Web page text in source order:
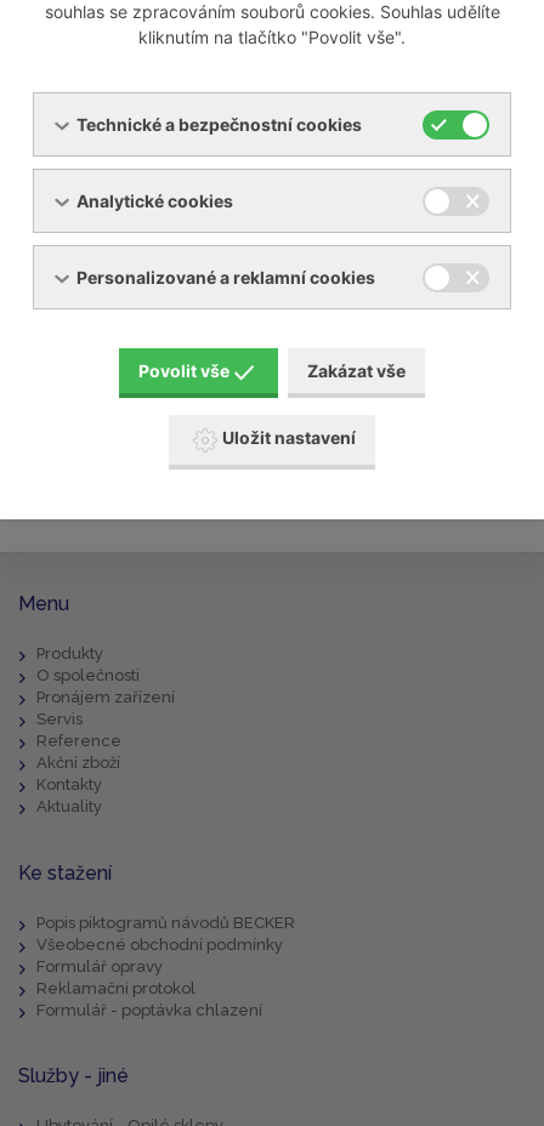
zařízení vám dopravíme na místo vašeho určení
v případě nutnosti vám zařízení uvedeme do
převezmeme za Vás provoz zařízení
kalkulace nájemních a přepravních nákladů
Naše požadavky:
vhodný prostor pro naše zařízení
Menu
Produkty
O společnosti
Pronájem zařízení
Servis
Reference
Akční zboží
Kontakty
Aktuality
Ke stažení
Popis piktogramů návodů BECKER
Všeobecné obchodní podmínky
Formulář opravy
Reklamační protokol
Formulář - poptávka chlazení
Služby - jiné
souhlas se zpracováním souborů cookies. Souhlas udělíte
kliknutím na tlačítko "Povolit vše".
Technické a bezpečnostní cookies
Analytické cookies
Personalizované a reklamní cookies
Povolit vše Zakázat vše
Uložit nastavení